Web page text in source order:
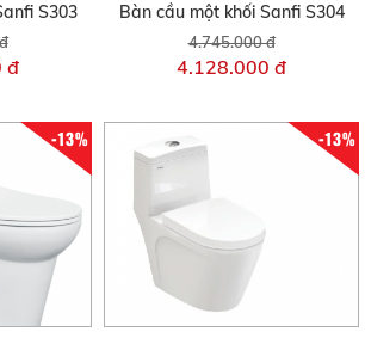
S303
đ
Bàn cầu một khối Sanfi S304
4.745.000 đ
4.128.000 đ
-13% -13%